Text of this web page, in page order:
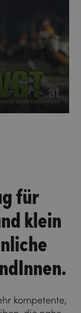
für
klein
kompetente,